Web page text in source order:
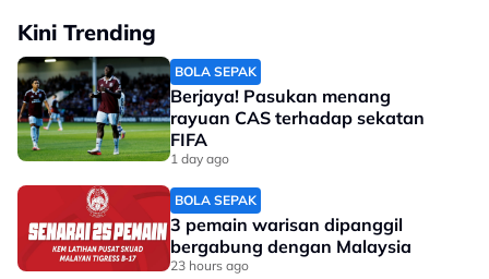
Kini Trending
BOLA SEPAK
Berjaya! Pasukan menang
rayuan CAS terhadap sekatan
FIFA
1 day ago
BOLA SEPAK
3 pemain warisan dipanggil
bergabung dengan Malaysia
23 hours ago